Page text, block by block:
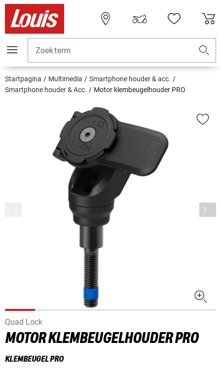
Zoekterm
Startpagina Multimedia
Smartphone houder & acc.
Smartphone houder & Acc.
Motor klembeugelhouder PRO
Quad Lock
MOTOR KLEMBEUGELHOUDER PRO
KLEMBEUGEL PRO